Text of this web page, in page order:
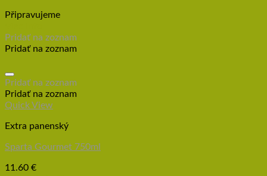
Připravujeme
Pridať na zoznam
Pridať na zoznam
Pridať na zoznam
Pridať na zoznam
Quick View
Extra panenský
Sparta Gourmet 750ml
11.60 €